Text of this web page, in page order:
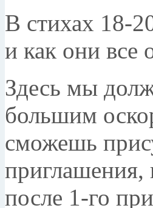
В стихах 18-
и как они все
Здесь мы
большим
сможешь
приглашения,
после 1-го